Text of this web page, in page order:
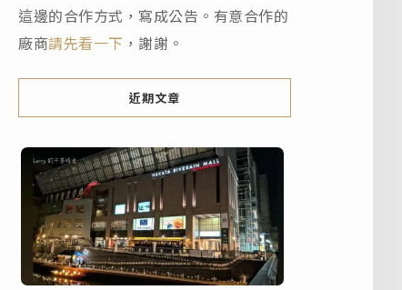
這邊的合作方式，寫成公告。有意合作的
廠商請先看一下 ，謝謝。
近期文章